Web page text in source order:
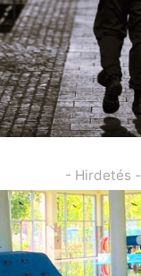
- Hirdetés -